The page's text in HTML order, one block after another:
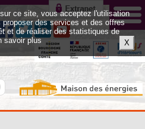
ce site, vous acceptez l'utilisation
des services et des offres
et de réaliser des statistiques de
savoir plus X